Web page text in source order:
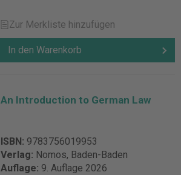
Zur Merkliste hinzufügen
In den Warenkorb
An Introduction to German Law
ISBN: 9783756019953
Verlag: Nomos, Baden-Baden
Auflage: 9. Auflage 2026